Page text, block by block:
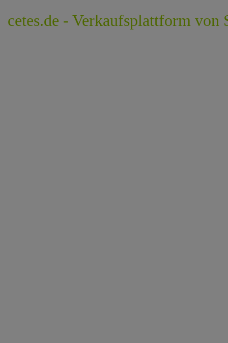
cetes.de - Verkaufsplattform